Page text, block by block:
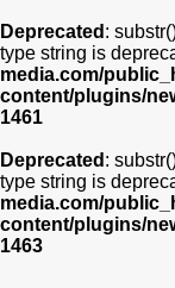
Deprecated :
type string is
media.com/
content/plugins/
1461
Deprecated :
type string is
media.com/
content/plugins/
1463